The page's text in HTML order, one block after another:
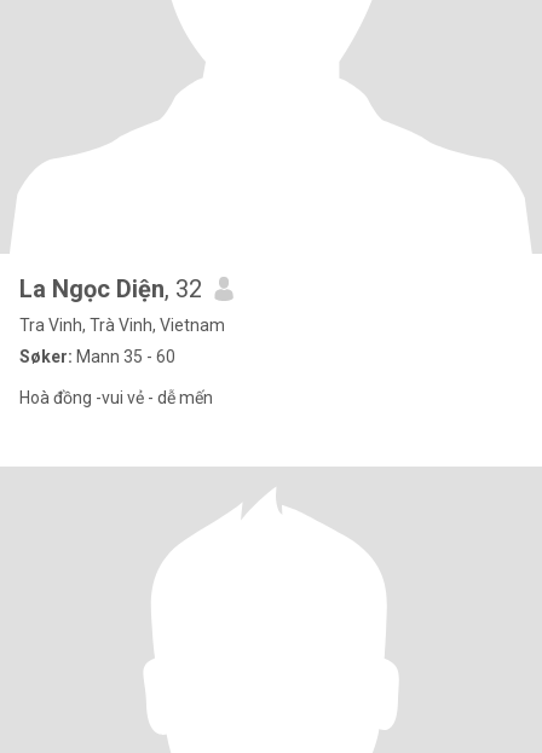
La Ngọc Diện, 32
Tra Vinh, Trà Vinh, Vietnam
Søker: Mann 35 - 60
Hoà đồng -vui vẻ - dễ mến